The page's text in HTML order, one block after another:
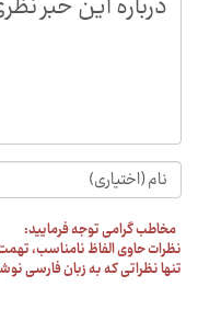
مخاطب گرامی توجه فرمایید:
نظرات حاوی الفاظ نامناسب،
تنها نظراتی که به زبان فارسی